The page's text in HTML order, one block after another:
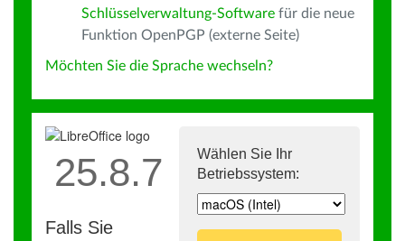
Schlüsselverwaltung-Software für die neue
Funktion OpenPGP (externe Seite)
Möchten Sie die Sprache wechseln?
Wählen Sie Ihr
Betriebssystem:
25.8.7
Falls Sie